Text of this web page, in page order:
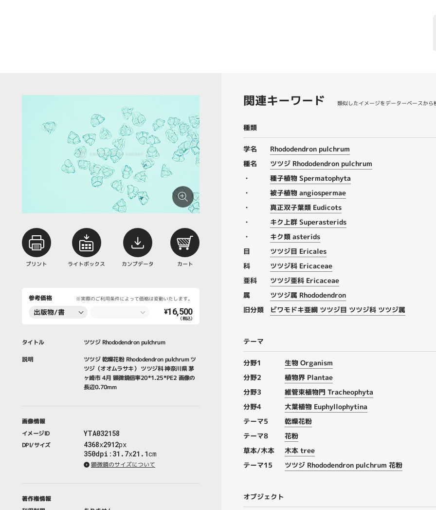
プリント ライトボックス カンプデータ カート
参考価格 ※実際のご利用条件によって価格は変動いたします。
出版物/書
¥16,500
（税込）
タイトル ツツジ Rhododendron pulchrum
説明
ツツジ 乾燥花粉 Rhododendron pulchrum ツ
ツジ（オオムラサキ） ツツジ科 神奈川県 茅
ヶ崎市 4月 顕微鏡倍率20*1.25*PE2 画像の
長辺0.70mm
画像情報
イメージID
YTA032158
DPI/サイズ 4368x2912px
350dpi : 31.7x21.1cm
顕微鏡のサイズについて
著作権情報
関連キーワード 類似したイメージをデーターベースから
種類
学名
Rhododendron pulchrum
種名
ツツジ Rhododendron pulchrum
・
種子植物 Spermatophyta
・
被子植物 angiospermae
・
真正双子葉類 Eudicots
・
キク上群 Superasterids
・
キク類 asterids
目
ツツジ目 Ericales
科
ツツジ科 Ericaceae
亜科
ツツジ亜科 Ericaceae
属
ツツジ属 Rhododendron
旧分類
ビワモドキ亜綱 ツツジ目 ツツジ科 ツツジ属
テーマ
分野1
生物 Organism
分野2
植物界 Plantae
分野3
維管束植物門 Tracheophyta
分野4
大葉植物 Euphyllophytina
テーマ5
乾燥花粉
テーマ8
花粉
草本/木本
木本 tree
テーマ15
ツツジ Rhododendron pulchrum 花粉
オブジェクト